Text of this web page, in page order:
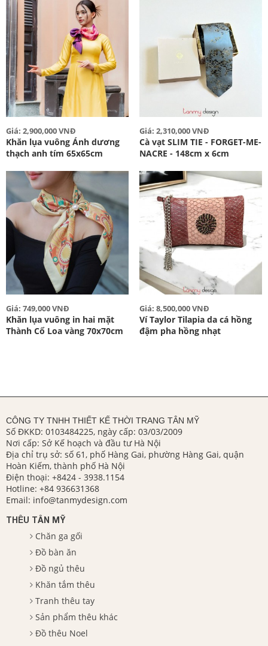
Giá: 2,900,000 VNĐ
Khăn lụa vuông Ánh dương
thạch anh tím 65x65cm
Giá: 2,310,000 VNĐ
Cà vạt SLIM TIE - FORGET-ME-
NACRE - 148cm x 6cm
Giá: 749,000 VNĐ
Khăn lụa vuông in hai mặt
Thành Cổ Loa vàng 70x70cm
Giá: 8,500,000 VNĐ
Ví Taylor Tilapia da cá hồng
đậm pha hồng nhạt
CÔNG TY TNHH THIẾT KẾ THỜI TRANG TÂN MỸ
Số ĐKKD: 0103484225, ngày cấp: 03/03/2009
Nơi cấp: Sở Kế hoạch và đầu tư Hà Nội
Địa chỉ trụ sở: số 61, phố Hàng Gai, phường Hàng Gai, quận
Hoàn Kiếm, thành phố Hà Nội
Điện thoại: +8424 - 3938.1154
Hotline: +84 936631368
Email: info@tanmydesign.com
THÊU TÂN MỸ
Chăn ga gối
Đồ bàn ăn
Đồ ngủ thêu
Khăn tắm thêu
Tranh thêu tay
Sản phẩm thêu khác
Đồ thêu Noel